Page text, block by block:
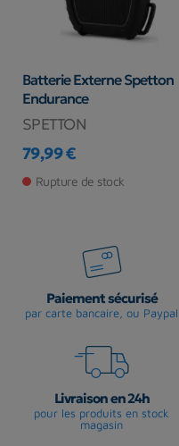
Batterie Externe Spetton
Endurance
SPETTON
Prix
79,99 €
Rupture de stock
Paiement sécurisé
par carte bancaire, ou Paypal
Livraison en 24h
pour les produits en stock
magasin